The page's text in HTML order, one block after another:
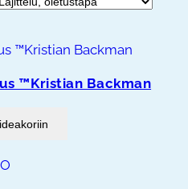
™Kristian Backman